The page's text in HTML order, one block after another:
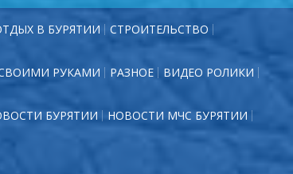
В БУРЯТИИ СТРОИТЕЛЬСТВО
РУКАМИ РАЗНОЕ ВИДЕО РОЛИКИ
БУРЯТИИ НОВОСТИ МЧС БУРЯТИИ